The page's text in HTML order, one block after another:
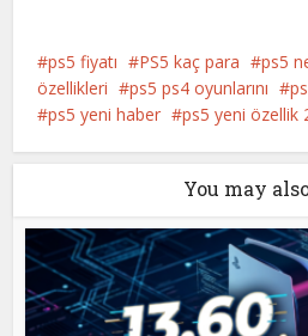
ps5 fiyatı PS5 kaç para ps5
özellikleri
ps5 ps4 oyunlarını
ps5 yeni haber
ps5 yeni özellik
You may